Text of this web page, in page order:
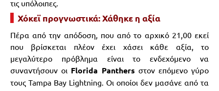
τις υπόλοιπες.
Χόκεϊ προγνωστικά: Χάθηκε η αξία
Πέρα από την απόδοση, που από το αρχικό 21,00 εκεί
που βρίσκεται πλέον έχει χάσει κάθε αξία, το
μεγαλύτερο πρόβλημα είναι το ενδεχόμενο να
συναντήσουν οι Florida Panthers στον επόμενο γύρο
τους Tampa Bay Lightning. Οι οποίοι δεν μασάνε από τα